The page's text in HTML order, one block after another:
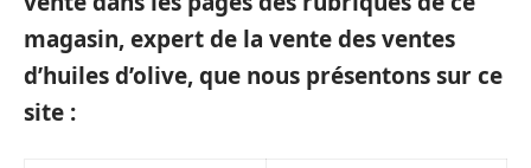
magasin, expert de la vente des ventes
d’huiles d’olive, que nous présentons sur ce
site :